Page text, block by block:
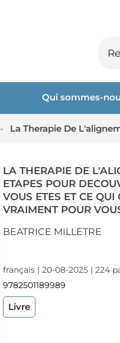
Qui sommes-
-
LA THERAPIE DE
ETAPES POUR
VOUS ETES ET CE QUI
VRAIMENT POUR
BEATRICE MILLETRE
français | 20-08-2025 | 224
9782501189989
Livre